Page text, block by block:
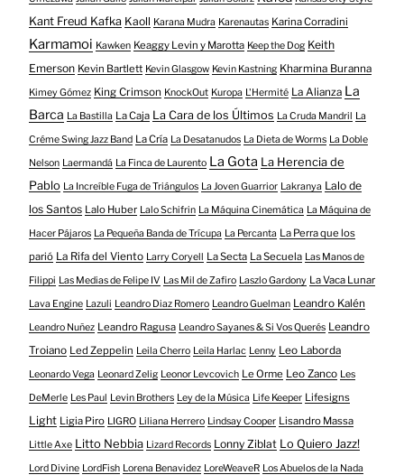
Kant Freud Kafka Kaoll Karana Mudra Karenautas Karina Corradini
Karmamoi Kawken Keaggy Levin y Marotta Keep the Dog Keith
Emerson Kevin Bartlett Kevin Glasgow Kevin Kastning Kharmina Buranna
Kimey Gómez King Crimson KnockOut Kuropa L'Hermité La Alianza La
Barca La Bastilla La Caja La Cara de los Últimos La Cruda Mandril La
Créme Swing Jazz Band La Cría La Desatanudos La Dieta de Worms La Doble
Nelson Laermandá La Finca de Laurento La Gota La Herencia de
Pablo La Increíble Fuga de Triángulos La Joven Guarrior Lakranya Lalo de
los Santos Lalo Huber Lalo Schifrin La Máquina Cinemática La Máquina de
Hacer Pájaros La Pequeña Banda de Trícupa La Percanta La Perra que los
parió La Rifa del Viento Larry Coryell La Secta La Secuela Las Manos de
Filippi Las Medias de Felipe IV Las Mil de Zafiro Laszlo Gardony La Vaca Lunar
Lava Engine Lazuli Leandro Diaz Romero Leandro Guelman Leandro Kalén
Leandro Nuñez Leandro Ragusa Leandro Sayanes & Si Vos Querés Leandro
Troiano Led Zeppelin Leila Cherro Leila Harlac Lenny Leo Laborda
Leonardo Vega Leonard Zelig Leonor Levcovich Le Orme Leo Zanco Les
DeMerle Les Paul Levin Brothers Ley de la Música Life Keeper Lifesigns
Light Ligia Piro LIGRO Liliana Herrero Lindsay Cooper Lisandro Massa
Little Axe Litto Nebbia Lizard Records Lonny Ziblat Lo Quiero Jazz!
Lord Divine LordFish Lorena Benavidez LoreWeaveR Los Abuelos de la Nada